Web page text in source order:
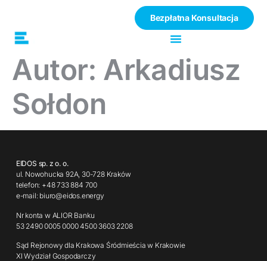
Bezpłatna Konsultacja
Autor: Arkadiusz
Sołdon
EIDOS sp. z o. o.
ul. Nowohucka 92A, 30-728 Kraków
telefon: +48 733 884 700
e-mail: biuro@eidos.energy
Nr konta w ALIOR Banku
53 2490 0005 0000 4500 3603 2208
Sąd Rejonowy dla Krakowa Śródmieścia w Krakowie
XI Wydział Gospodarczy